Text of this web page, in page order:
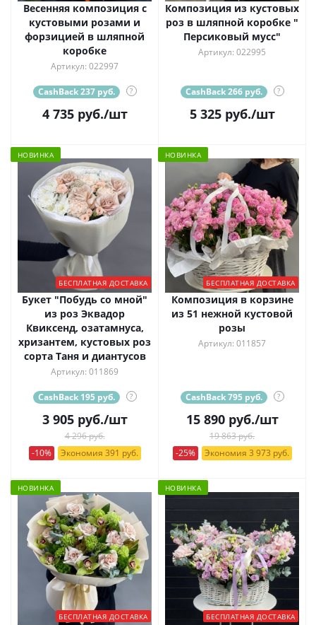
Весенняя композиция с
кустовыми розами и
форзицией в шляпной
коробке
Артикул: 022997
CashBack 237 руб. ?
4 735руб./шт
Композиция из кустовых
роз в шляпной коробке "
Персиковый мусс"
Артикул: 022995
CashBack 266 руб. ?
5 325руб./шт
НОВИНКА
БЕСПЛАТНАЯ ДОСТАВКА
Букет "Побудь со мной"
из роз Эквадор
Квиксенд, озатамнуса,
хризантем, кустовых роз
сорта Таня и диантусов
Артикул: 011869
CashBack 195 руб. ?
3 905руб./шт
4 296 руб.
-10%
Экономия 391 руб.
НОВИНКА
БЕСПЛАТНАЯ ДОСТАВКА
Композиция в корзине
из 51 нежной кустовой
розы
Артикул: 011857
CashBack 795 руб. ?
15 890руб./шт
19 863 руб.
-25%
Экономия 3 973 руб.
НОВИНКА
БЕСПЛАТНАЯ ДОСТАВКА
НОВИНКА
БЕСПЛАТНАЯ ДОСТАВКА